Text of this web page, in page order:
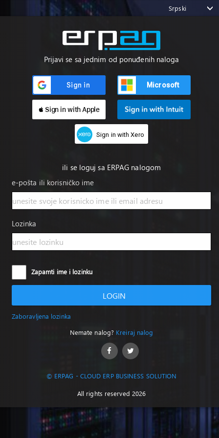
Srpski
Prijavi se sa jednim od ponuđenih naloga
Microsoft
 Sign in with Apple
Sign in with Xero
ili se loguj sa ERPAG nalogom
e-pošta ili korisničko ime
Lozinka
Zapamti ime i lozinku
LOGIN
Zaboravljena lozinka
Nemate nalog? Kreiraj nalog
© ERPAG - CLOUD ERP BUSINESS SOLUTION
All rights reserved 2026